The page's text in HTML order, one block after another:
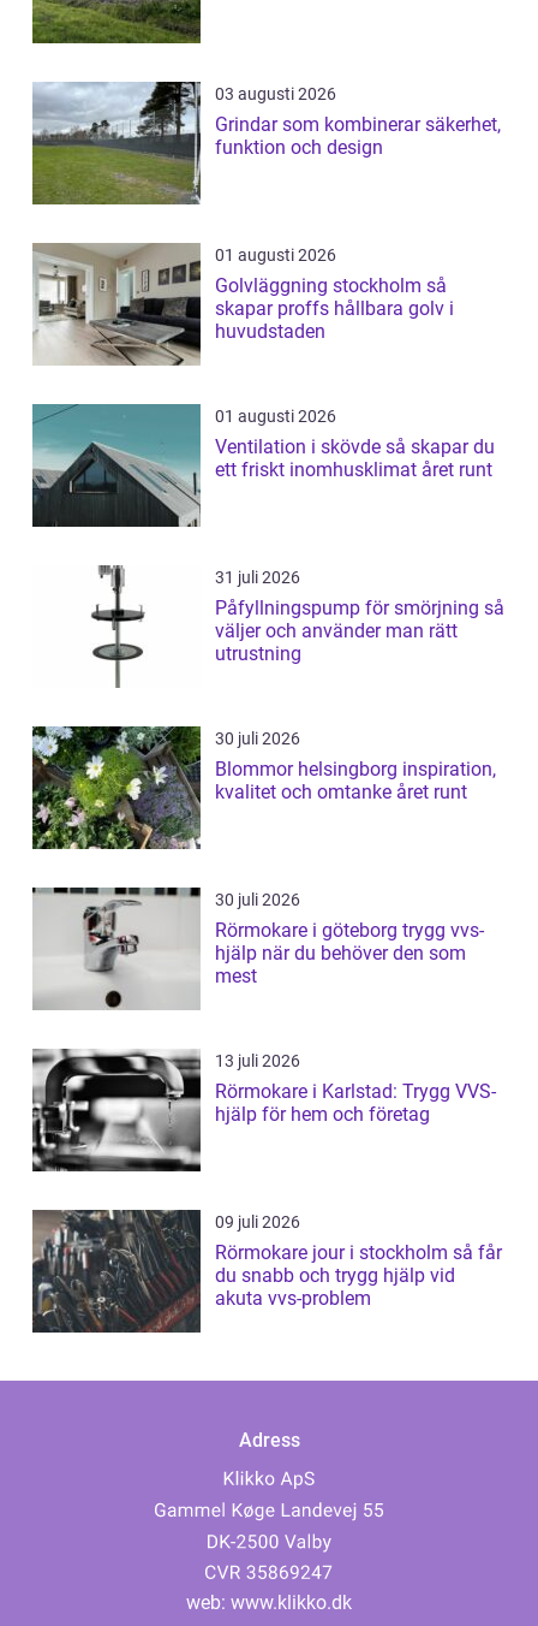
03 augusti 2026
Grindar som kombinerar säkerhet,
funktion och design
01 augusti 2026
Golvläggning stockholm så
skapar proffs hållbara golv i
huvudstaden
01 augusti 2026
Ventilation i skövde så skapar du
ett friskt inomhusklimat året runt
31 juli 2026
Påfyllningspump för smörjning så
väljer och använder man rätt
utrustning
30 juli 2026
Blommor helsingborg inspiration,
kvalitet och omtanke året runt
30 juli 2026
Rörmokare i göteborg trygg vvs-
hjälp när du behöver den som
mest
13 juli 2026
Rörmokare i Karlstad: Trygg VVS-
hjälp för hem och företag
09 juli 2026
Rörmokare jour i stockholm så får
du snabb och trygg hjälp vid
akuta vvs-problem
Adress
web: www.klikko.dk